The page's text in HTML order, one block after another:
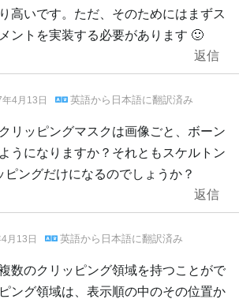
高いです。ただ、そのためにはまずス
ントを実装する必要があります 🙂
返信
4月13日 英語から 日本語に翻訳済み
リッピングマスクは画像ごと、ボーン
うになりますか？それともスケルトン
ピングだけになるのでしょうか？
返信
月13日 英語から 日本語に翻訳済み
数のクリッピング領域を持つことがで
ング領域は、表示順の中のその位置か